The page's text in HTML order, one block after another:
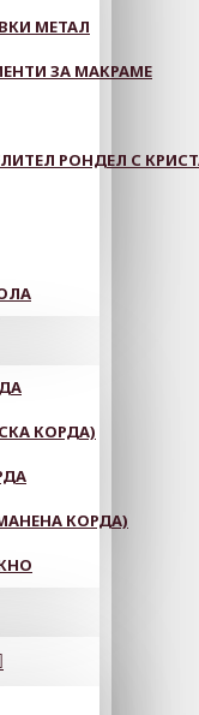
МЕТАЛ
ЗА МАКРАМЕ
РОНДЕЛ С
КОРДА)
КОРДА)